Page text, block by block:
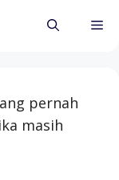
pernah
masih